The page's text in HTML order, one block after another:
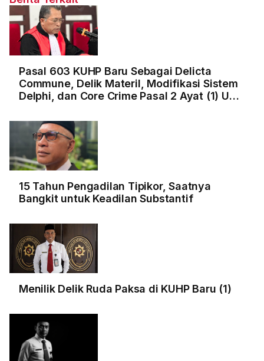
Pasal 603 KUHP Baru Sebagai Delicta
Commune, Delik Materil, Modifikasi Sistem
Delphi, dan Core Crime Pasal 2 Ayat (1) UU
15 Tahun Pengadilan Tipikor, Saatnya
Bangkit untuk Keadilan Substantif
Menilik Delik Ruda Paksa di KUHP Baru (1)